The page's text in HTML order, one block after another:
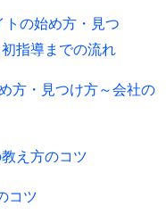
方・見つけ方～会社の
コツ